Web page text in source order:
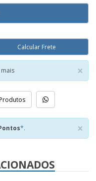
×
mais
×
*.